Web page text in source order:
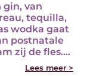
gin, van
tequilla,
wodka gaat
postnatale
zij de fles.…
Lees meer >